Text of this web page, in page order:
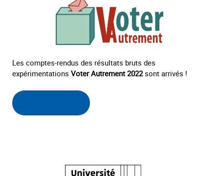
Les comptes-rendus des résultats bruts des
expérimentations Voter Autrement 2022sont arrivés !